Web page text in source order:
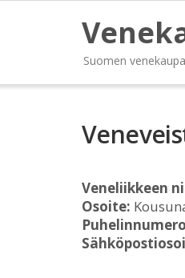
Suomen
Veneliikkeen
Osoite: